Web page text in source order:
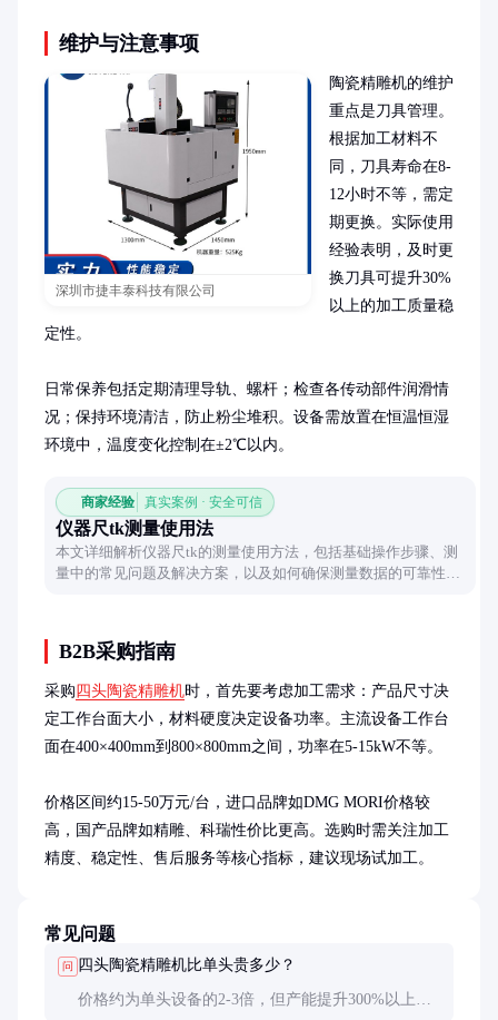
维护与注意事项
深圳市捷丰泰科技有限公司
陶瓷精雕机的维护
重点是刀具管理。
根据加工材料不
同，刀具寿命在8-
12小时不等，需定
期更换。实际使用
经验表明，及时更
换刀具可提升30%
以上的加工质量稳
定性。
日常保养包括定期清理导轨、螺杆；检查各传动部件润滑情
况；保持环境清洁，防止粉尘堆积。设备需放置在恒温恒湿
环境中，温度变化控制在±2℃以内。
商家经验 真实案例 · 安全可信
仪器尺tk测量使用法
本文详细解析仪器尺tk的测量使用方法，包括基础操作步骤、测
量中的常见问题及解决方案，以及如何确保测量数据的可靠性，
B2B采购指南
采购 四头陶瓷精雕机时，首先要考虑加工需求：产品尺寸决
定工作台面大小，材料硬度决定设备功率。主流设备工作台
面在400×400mm到800×800mm之间，功率在5-15kW不等。
价格区间约15-50万元/台，进口品牌如DMG MORI价格较
高，国产品牌如精雕、科瑞性价比更高。选购时需关注加工
精度、稳定性、售后服务等核心指标，建议现场试加工。
常见问题
问 四头陶瓷精雕机比单头贵多少？
价格约为单头设备的2-3倍，但产能提升300%以上，